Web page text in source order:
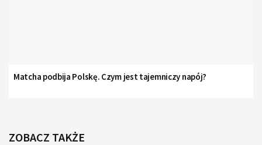
Matcha podbija Polskę. Czym jest tajemniczy napój?
ZOBACZ TAKŻE